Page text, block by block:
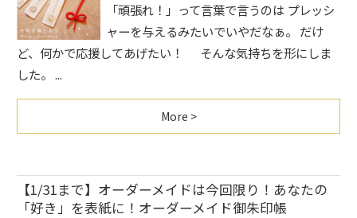
「頑張れ！」って言葉で言うのは プレッシ
ャーを与えるみたいでいやだなぁ。 だけ
ど、何かで応援してあげたい！ そんな気持ちを形にしま
した。 ...
More >
【1/31まで】オーダーメイドは今回限り！あなたの
「好き」を表紙に！オーダーメイド御朱印帳